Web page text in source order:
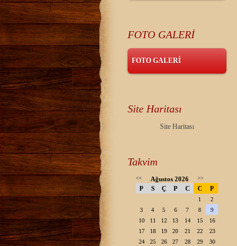
FOTO GALERİ
FOTO GALERİ
Site Haritası
Site Haritası
Takvim
<< Ağustos 2026 >>
P S Ç P C C P
1
2
3
4 5 6 7 8
9
10
11 12 13 14 15
16
17
18 19 20 21 22
23
24
25 26 27 28 29
30